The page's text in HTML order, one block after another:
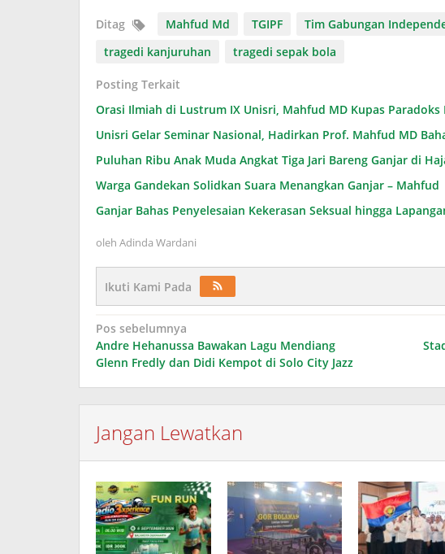
Ditag Mahfud Md TGIPF
Tim Gabungan
tragedi kanjuruhan
tragedi sepak bola
Posting Terkait
Orasi Ilmiah di Lustrum IX Unisri, Mahfud MD Kupas
Unisri Gelar Seminar Nasional, Hadirkan Prof. Mahfud MD
Puluhan Ribu Anak Muda Angkat Tiga Jari Bareng Ganjar di
Warga Gandekan Solidkan Suara Menangkan Ganjar – Mahfud
Ganjar Bahas Penyelesaian Kekerasan Seksual hingga
oleh Adinda Wardani
Ikuti Kami Pada
Navigasi
pos
Pos sebelumnya
Andre Hehanussa Bawakan Lagu Mendiang
Glenn Fredly dan Didi Kempot di Solo City Jazz
Jangan Lewatkan